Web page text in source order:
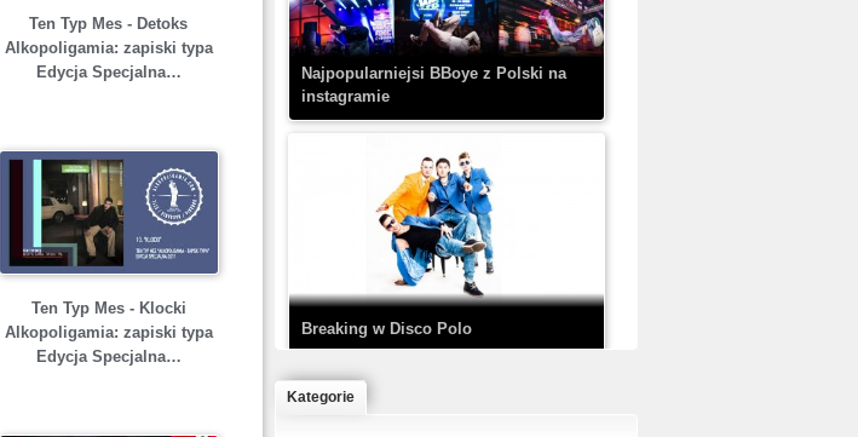
Ten Typ Mes - Detoks
Alkopoligamia: zapiski typa
Edycja Specjalna…
Ten Typ Mes - Klocki
Alkopoligamia: zapiski typa
Edycja Specjalna…
TEDE & SIR MICH - KICKDOWN /
DISCO NOIR
Najpopularniejsi BBoye z Polski na
instagramie
Breaking w Disco Polo
Kategorie